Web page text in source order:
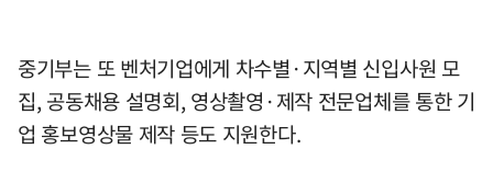
중기부는 또 벤처기업에게 차수별·지역별 신입사원 모
집, 공동채용 설명회, 영상촬영·제작 전문업체를 통한 기
업 홍보영상물 제작 등도 지원한다.